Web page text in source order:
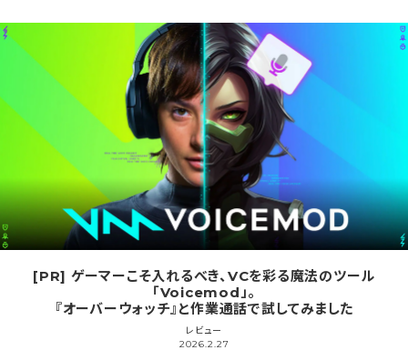
[PR] ゲーマーこそ入れるべき、VCを彩る魔法のツール
「Voicemod」。
『オーバーウォッチ』と作業通話で試してみました
レビュー
2026.2.27